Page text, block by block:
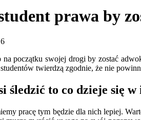
prawa by
początku swojej drogi by zostać
twierdzą zgodnie, że nie
śledzić to co dzieje się
pracę tym będzie dla nich lepiej.